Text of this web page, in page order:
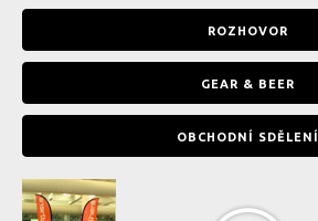
ROZHOVOR
GEAR & BEER
OBCHODNÍ SDĚLENÍ